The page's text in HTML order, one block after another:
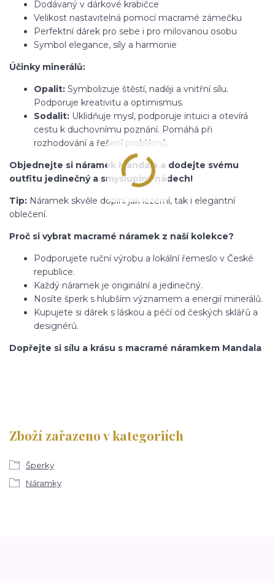
Dodávaný v dárkové krabičce
Velikost nastavitelná pomocí macramé zámečku
Perfektní dárek pro sebe i pro milovanou osobu
Symbol elegance, síly a harmonie
Účinky minerálů:
Opalit: Symbolizuje štěstí, naději a vnitřní sílu.
Podporuje kreativitu a optimismus.
Sodalit: Uklidňuje mysl, podporuje intuici a otevírá
cestu k duchovnímu poznání. Pomáhá při
rozhodování a řešení problémů.
Objednejte si náramek Mandala a dodejte svému
outfitu jedinečný a smysluplný nádech!
Tip: Náramek skvěle doplní jak ležérní, tak i elegantní
oblečení.
Proč si vybrat macramé náramek z naší kolekce?
Podporujete ruční výrobu a lokální řemeslo v České
republice.
Každý náramek je originální a jedinečný.
Nosíte šperk s hlubším významem a energií minerálů.
Kupujete si dárek s láskou a péčí od českých sklářů a
designérů.
Dopřejte si sílu a krásu s macramé náramkem Mandala
Zboží zařazeno v kategoriích
Šperky
Náramky